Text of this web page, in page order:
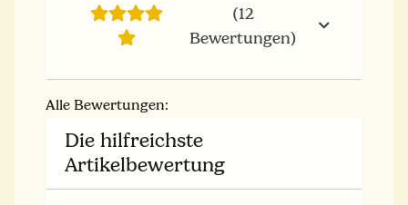
(12
Bewertungen)
Alle Bewertungen:
Die hilfreichste
Artikelbewertung